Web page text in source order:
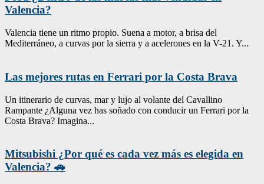
Valencia?
Valencia tiene un ritmo propio. Suena a motor, a brisa del
Mediterráneo, a curvas por la sierra y a acelerones en la V-21. Y...
Las mejores rutas en Ferrari por la Costa Brava
Un itinerario de curvas, mar y lujo al volante del Cavallino
Rampante ¿Alguna vez has soñado con conducir un Ferrari por la
Costa Brava? Imagina...
Mitsubishi ¿Por qué es cada vez más es elegida en
Valencia? 🚗